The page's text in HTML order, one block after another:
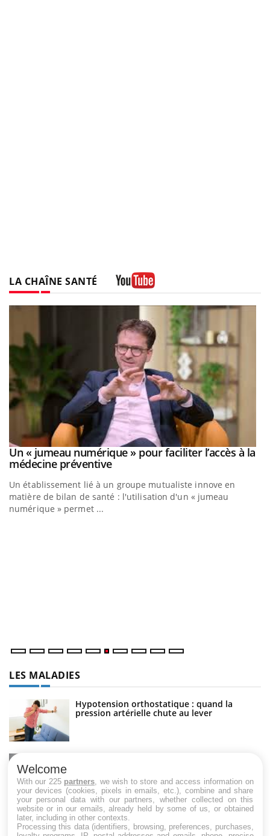
LA CHAÎNE SANTÉ
Youtube
Un « jumeau numérique » pour faciliter l’accès à la
médecine préventiveYoutube
Un établissement lié à un groupe mutualiste innove en
matière de bilan de santé : l'utilisation d'un « jumeau
numérique » permet ...
LES MALADIES
Hypotension orthostatique : quand la
pression artérielle chute au lever
Maladie de Charcot (Sclérose latérale
amyotrophique)
Welcome
With our 225 partners , we wish to store and access information on
your devices (cookies, pixels in emails, etc.), combine and share
your personal data with our partners, whether collected on this
website or in our emails, already held by some of us, or obtained
later, including in other contexts.
Processing this data (identifiers, browsing, preferences, purchases,